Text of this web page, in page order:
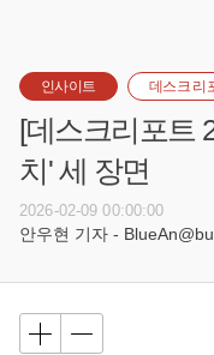
인사이트 데스크 리
[데스크리포트
치' 세 장면
2026-02-09 00:00:00
안우현 기자 -